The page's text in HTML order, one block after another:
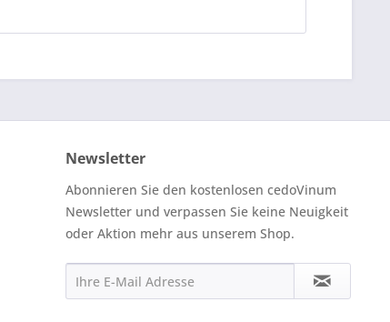
Newsletter
Abonnieren Sie den kostenlosen cedoVinum
Newsletter und verpassen Sie keine Neuigkeit
oder Aktion mehr aus unserem Shop.